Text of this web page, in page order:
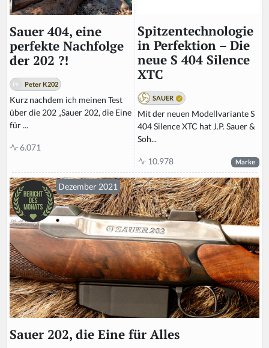
Sauer 404, eine
perfekte Nachfolge
der 202 ?!
Peter K202
Kurz nachdem ich meinen Test
über die 202 „Sauer 202, die Eine
für ...
6.071
Spitzentechnologie
in Perfektion – Die
neue S 404 Silence
XTC
SAUER
Mit der neuen Modellvariante S
404 Silence XTC hat J.P. Sauer &
Soh...
10.978 Marke
Dezember 2021
Sauer 202, die Eine für Alles